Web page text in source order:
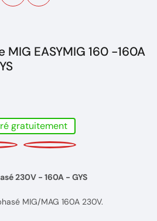
EASYMIG 160 -160A
gratuitement
230V - 160A - GYS
MIG/MAG 160A 230V.